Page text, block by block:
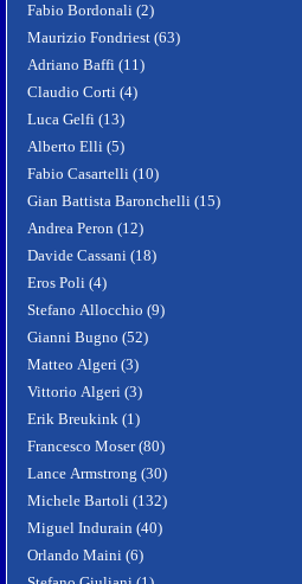
Fabio Bordonali (2)
Maurizio Fondriest (63)
Adriano Baffi (11)
Claudio Corti (4)
Luca Gelfi (13)
Alberto Elli (5)
Fabio Casartelli (10)
Gian Battista Baronchelli (15)
Andrea Peron (12)
Davide Cassani (18)
Eros Poli (4)
Stefano Allocchio (9)
Gianni Bugno (52)
Matteo Algeri (3)
Vittorio Algeri (3)
Erik Breukink (1)
Francesco Moser (80)
Lance Armstrong (30)
Michele Bartoli (132)
Miguel Indurain (40)
Orlando Maini (6)